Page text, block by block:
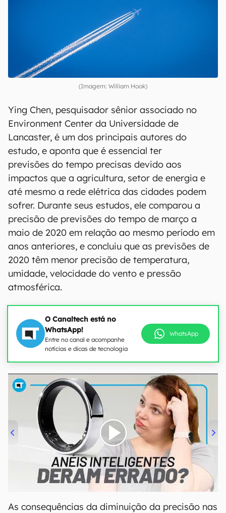
(Imagem: William Hook)
Ying Chen, pesquisador sênior associado no
Environment Center da Universidade de
Lancaster, é um dos principais autores do
estudo, e aponta que é essencial ter
previsões do tempo precisas devido aos
impactos que a agricultura, setor de energia e
até mesmo a rede elétrica das cidades podem
sofrer. Durante seus estudos, ele comparou a
precisão de previsões do tempo de março a
maio de 2020 em relação ao mesmo período em
anos anteriores, e concluiu que as previsões de
2020 têm menor precisão de temperatura,
umidade, velocidade do vento e pressão
atmosférica.
O Canaltech está no
WhatsApp!
Entre no canal e acompanhe
notícias e dicas de tecnologia
WhatsApp
00:00/21:11
As consequências da diminuição da precisão nas